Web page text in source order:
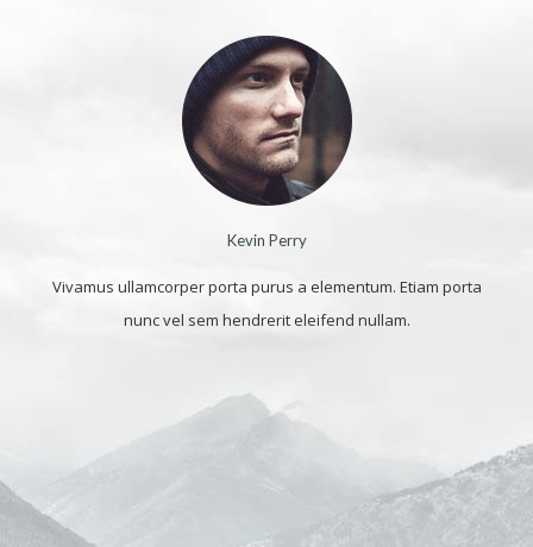
Kevin Perry
Vivamus ullamcorper porta purus a elementum. Etiam porta
nunc vel sem hendrerit eleifend nullam.